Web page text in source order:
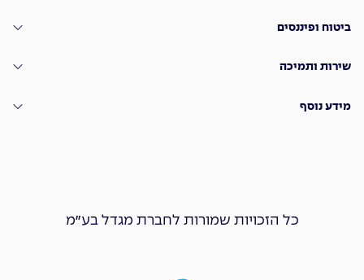
ביטוח ופיננסים
שירות ותמיכה
מידע נוסף
כל הזכויות שמורות לחברת מגדל בע״מ